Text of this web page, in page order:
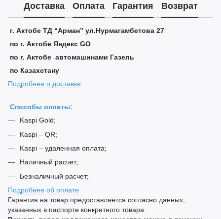
Доставка Оплата Гарантия Возврат
г. Актобе ТД “Арман” ул.Нурмагамбетова 27
по г. Актобе Яндекс GO
по г. Актобе автомашинами Газель
по Казахстану
Подробнее о доставке
Способы оплаты:
Kaspi Gold;
Kaspi – QR;
Kaspi – удаленная оплата;
Наличный расчет;
Безналичный расчет;
Подробнее об оплате
Гарантия на товар предоставляется согласно данных,
указанных в паспорте конкретного товара.